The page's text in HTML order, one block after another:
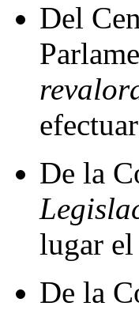
Del
De la
lugar
De la